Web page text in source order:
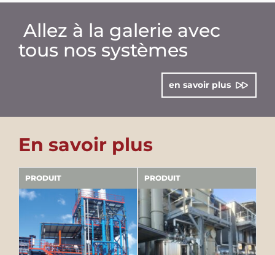
Allez à la galerie avec
tous nos systèmes
en savoir plus
En savoir plus
PRODUIT PRODUIT